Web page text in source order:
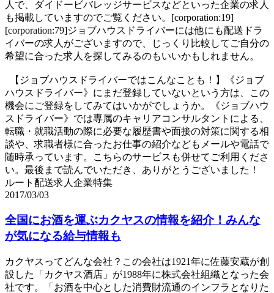
人で、ダイドービバレッジサービスなどといった企業の求人
も掲載していますのでご覧ください。[corporation:19]
[corporation:79]ジョブハウスドライバーには他にも配送ドラ
イバーの求人がございますので、じっくり比較してご自分の
希望に合った求人を探してみるのもいいかもしれません。
【ジョブハウスドライバーではこんなことも！】《ジョブ
ハウスドライバー》にまだ登録していないという方は、この
機会にご登録をしてみてはいかがでしょうか。《ジョブハウ
スドライバー》では専属のキャリアコンサルタントによる、
転職・就職活動の際に必要な履歴書や面接の対策に関する相
談や、求職者様に合ったお仕事の紹介などもメールや電話で
随時承っています。こちらのサービスも併せてご利用くださ
い。最後まで読んでいただき、ありがとうございました！
ルート配送求人企業特集
2017/03/03
全国にお酒を運ぶカクヤスの情報を紹介！みんな
が気になる給与情報も
カクヤスってどんな会社？この会社は1921年に佐藤安蔵が創
設した「カクヤス酒店」が1988年に株式会社組織となった会
社です。「お酒を中心とした消費財流通のインフラとなりた